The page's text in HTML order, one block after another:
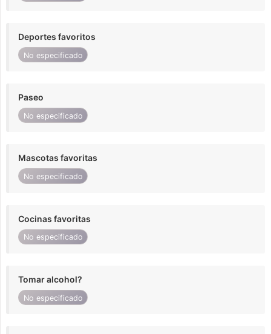
Deportes favoritos
No especificado
Paseo
No especificado
Mascotas favoritas
No especificado
Cocinas favoritas
No especificado
Tomar alcohol?
No especificado